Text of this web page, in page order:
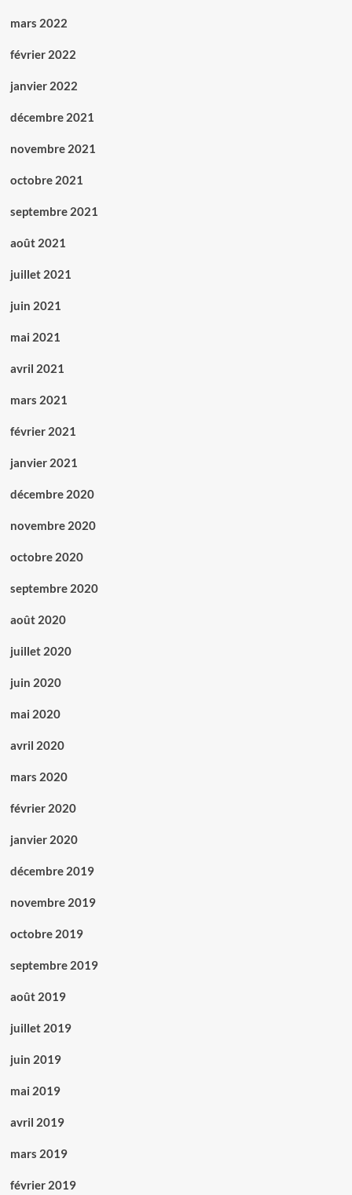
mars 2022
février 2022
janvier 2022
décembre 2021
novembre 2021
octobre 2021
septembre 2021
août 2021
juillet 2021
juin 2021
mai 2021
avril 2021
mars 2021
février 2021
janvier 2021
décembre 2020
novembre 2020
octobre 2020
septembre 2020
août 2020
juillet 2020
juin 2020
mai 2020
avril 2020
mars 2020
février 2020
janvier 2020
décembre 2019
novembre 2019
octobre 2019
septembre 2019
août 2019
juillet 2019
juin 2019
mai 2019
avril 2019
mars 2019
février 2019